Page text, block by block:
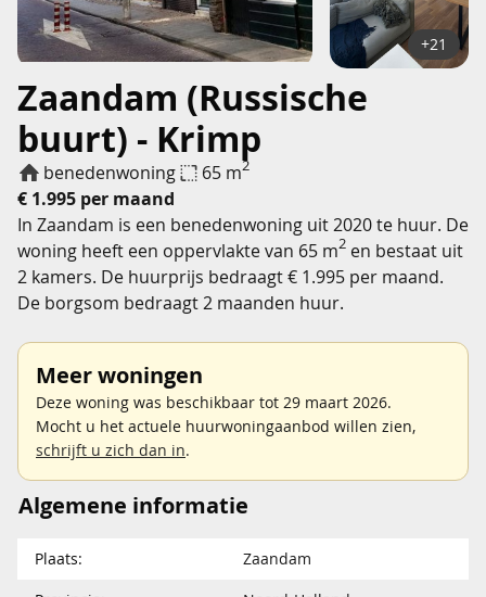
Zaandam (Russische
buurt) - Krimp
benedenwoning 65 m2
€ 1.995 per maand
+21
In Zaandam is een benedenwoning uit 2020 te huur. De
woning heeft een oppervlakte van 65 m2 en bestaat uit
2 kamers. De huurprijs bedraagt € 1.995 per maand.
De borgsom bedraagt 2 maanden huur.
Meer woningen
Deze woning was beschikbaar tot 29 maart 2026.
Mocht u het actuele huurwoningaanbod willen zien,
schrijft u zich dan in.
Algemene informatie
Plaats:
Zaandam